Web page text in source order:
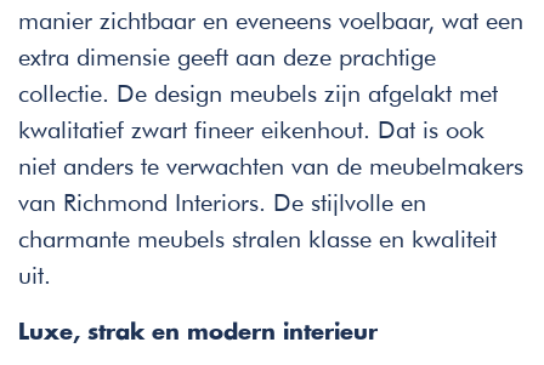
manier zichtbaar en eveneens voelbaar, wat een
extra dimensie geeft aan deze prachtige
collectie. De design meubels zijn afgelakt met
kwalitatief zwart fineer eikenhout. Dat is ook
niet anders te verwachten van de meubelmakers
van Richmond Interiors. De stijlvolle en
charmante meubels stralen klasse en kwaliteit
uit.
Luxe, strak en modern interieur